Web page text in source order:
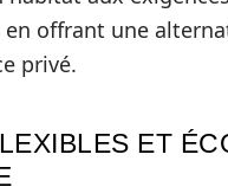
offrant une
privé.
ET